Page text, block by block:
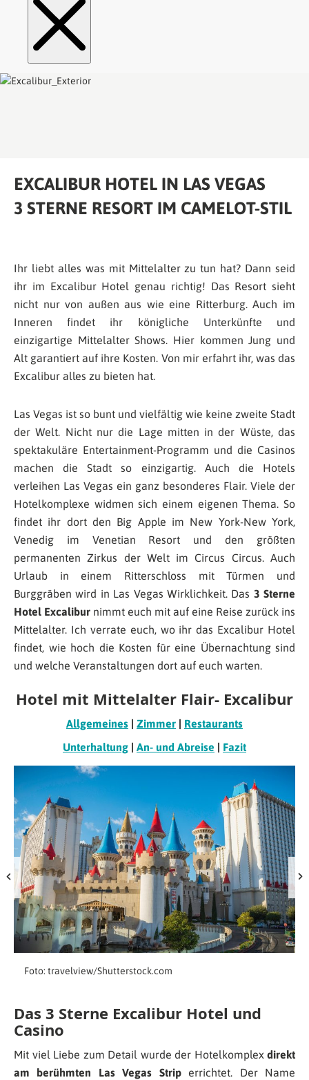
EXCALIBUR HOTEL IN LAS VEGAS
3 STERNE RESORT IM CAMELOT-STIL
Ihr liebt alles was mit Mittelalter zu tun hat? Dann seid
ihr im Excalibur Hotel genau richtig! Das Resort sieht
nicht nur von außen aus wie eine Ritterburg. Auch im
Inneren findet ihr königliche Unterkünfte und
einzigartige Mittelalter Shows. Hier kommen Jung und
Alt garantiert auf ihre Kosten. Von mir erfahrt ihr, was das
Excalibur alles zu bieten hat.
Las Vegas ist so bunt und vielfältig wie keine zweite Stadt
der Welt. Nicht nur die Lage mitten in der Wüste, das
spektakuläre Entertainment-Programm und die Casinos
machen die Stadt so einzigartig. Auch die Hotels
verleihen Las Vegas ein ganz besonderes Flair. Viele der
Hotelkomplexe widmen sich einem eigenen Thema. So
findet ihr dort den Big Apple im New York-New York,
Venedig im Venetian Resort und den größten
permanenten Zirkus der Welt im Circus Circus. Auch
Urlaub in einem Ritterschloss mit Türmen und
Burggräben wird in Las Vegas Wirklichkeit. Das 3 Sterne
Hotel Excalibur nimmt euch mit auf eine Reise zurück ins
Mittelalter. Ich verrate euch, wo ihr das Excalibur Hotel
findet, wie hoch die Kosten für eine Übernachtung sind
und welche Veranstaltungen dort auf euch warten.
Hotel mit Mittelalter Flair- Excalibur
Allgemeines | Zimmer | Restaurants
Unterhaltung | An- und Abreise | Fazit
Foto: travelview/Shutterstock.com
Das 3 Sterne Excalibur Hotel und
Casino
Mit viel Liebe zum Detail wurde der Hotelkomplex direkt
am berühmten Las Vegas Striperrichtet. Der Name